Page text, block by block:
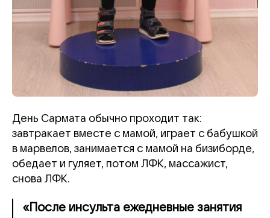
День Сармата обычно проходит так:
завтракает вместе с мамой, играет с бабушкой
в марвелов, занимается с мамой на бизиборде,
обедает и гуляет, потом ЛФК, массажист,
снова ЛФК.
«После инсульта ежедневные занятия